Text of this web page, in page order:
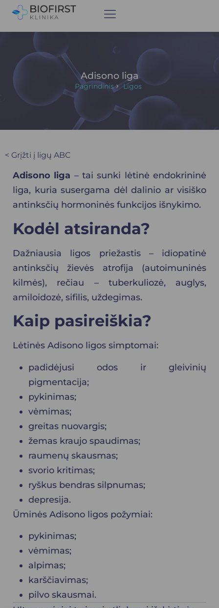
Adisono liga
Pagrindinis Ligos
< Grįžti į ligų ABC
Adisono liga – tai sunki lėtinė endokrininė
liga, kuria susergama dėl dalinio ar visiško
antinksčių hormoninės funkcijos išnykimo.
Kodėl atsiranda?
Dažniausia ligos priežastis – idiopatinė
antinksčių žievės atrofija (autoimuninės
kilmės), rečiau – tuberkuliozė, auglys,
amiloidozė, sifilis, uždegimas.
Kaip pasireiškia?
Lėtinės Adisono ligos simptomai:
padidėjusi odos ir gleivinių
pigmentacija;
pykinimas;
vėmimas;
greitas nuovargis;
žemas kraujo spaudimas;
raumenų skausmas;
svorio kritimas;
ryškus bendras silpnumas;
depresija.
Ūminės Adisono ligos požymiai:
pykinimas;
vėmimas;
alpimas;
karščiavimas;
pilvo skausmai.